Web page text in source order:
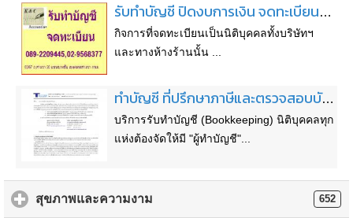
รับทำบัญชี ปิดงบการเงิน จดทะเบียนบริษัท ห้างหุ้นส่วน งานด้านภาษีอากร ประกันสังคม
กิจการที่จดทะเบียนเป็นนิติบุคคลทั้งบริษัทฯ
และทางห้างร้านนั้น ...
ทำบัญชี ที่ปรึกษาภาษีและตรวจสอบบัญชี
บริการรับทำบัญชี (Bookkeeping) นิติบุคคลทุก
แห่งต้องจัดให้มี "ผู้ทำบัญชี"...
สุขภาพและความงาม 652